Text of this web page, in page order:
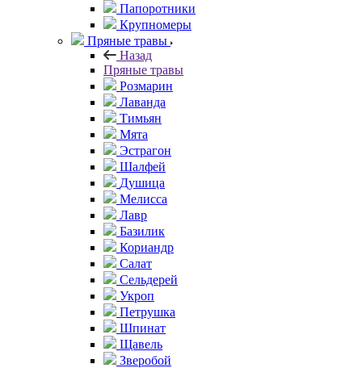
Папоротники
Крупномеры
Пряные травы
Назад
Пряные травы
Розмарин
Лаванда
Тимьян
Мята
Эстрагон
Шалфей
Душица
Мелисса
Лавр
Базилик
Кориандр
Салат
Сельдерей
Укроп
Петрушка
Шпинат
Щавель
Зверобой